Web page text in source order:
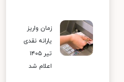
زمان واریز
یارانه نقدی
تیر ۱۴۰۵
اعلام شد